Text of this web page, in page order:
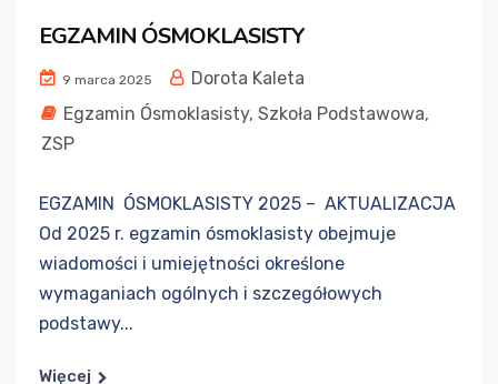
EGZAMIN ÓSMOKLASISTY
9 marca 2025
Dorota Kaleta
Egzamin Ósmoklasisty, Szkoła Podstawowa,
ZSP
EGZAMIN ÓSMOKLASISTY 2025 – AKTUALIZACJA
Od 2025 r. egzamin ósmoklasisty obejmuje
wiadomości i umiejętności określone
wymaganiach ogólnych i szczegółowych
podstawy...
Więcej